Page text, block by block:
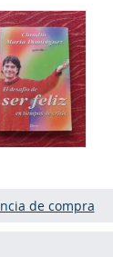
de compra